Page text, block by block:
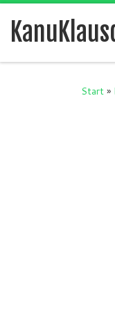
Zum Inhalt springen
Start»